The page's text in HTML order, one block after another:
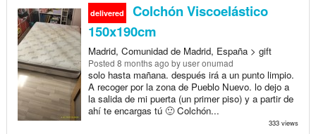
delivered
Colchón Viscoelástico
150x190cm
Madrid, Comunidad de Madrid, España > gift
Posted 8 months ago by user onumad
solo hasta mañana. después irá a un punto limpio.
A recoger por la zona de Pueblo Nuevo. lo dejo a
la salida de mi puerta (un primer piso) y a partir de
ahí te encargas tú 🙂 Colchón...
333 views